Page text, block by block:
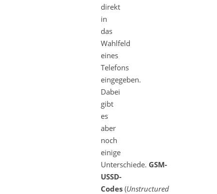
direkt
in
das
Wahlfeld
eines
Telefons
eingegeben.
Dabei
gibt
es
aber
noch
einige
Unterschiede. GSM-
USSD-
Codes (Unstructured